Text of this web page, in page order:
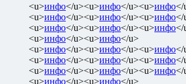
<u>инфо</u><u>инфо</u><u>инфо</
<u>инфо</u><u>инфо</u><u>инфо</
<u>инфо</u><u>инфо</u><u>инфо</
<u>инфо</u><u>инфо</u>
<u>инфо</u><u>инфо</u><u>инфо</
<u>инфо</u><u>инфо</u><u>инфо</
<u>инфо</u><u>инфо</u><u>инфо</
<u>инфо</u><u>инфо</u>